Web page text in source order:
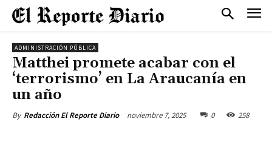
ADMINISTRACIÓN PÚBLICA
Matthei promete acabar con el
‘terrorismo’ en La Araucanía en
un año
By Redacción El Reporte Diario noviembre 7, 2025 0 258